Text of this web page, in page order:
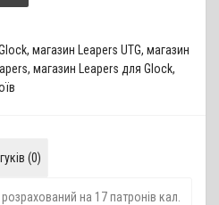
, магазин Leapers UTG, магазин
, магазин Leapers для Glock,
(0)
на 17 патронів кал.